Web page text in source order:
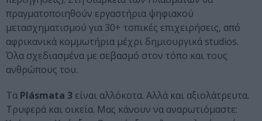
πραγματοποιηθούν εργαστήρια ψηφιακού
μετασχηματισμού για 30+ τοπικές επιχειρήσεις, από
αφρικανικά κομμωτήρια μέχρι δημιουργικά studios.
Όλα σχεδιασμένα με σεβασμό στον τόπο και τους
ανθρώπους του.
Τα Plásmata 3 είναι αλλόκοτα. Αλλά και αξιολάτρευτα.
Τρυφερά και οικεία. Μας κάνουν να αναρωτιόμαστε: